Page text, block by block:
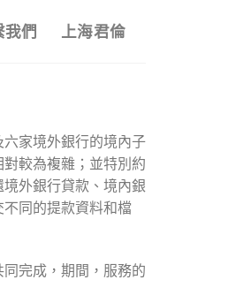
我們 上海君倫
家境外銀行的境內子
較為複雜；並特別約
外銀行貸款、境內銀
同的提款資料和檔
完成，期間，服務的